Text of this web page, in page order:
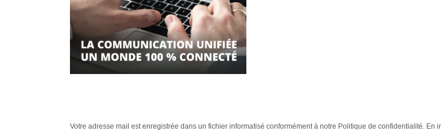
Votre adresse mail est enregistrée dans un fichier informatisé conformément à notre Politique de confidentialité. En